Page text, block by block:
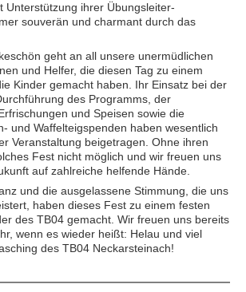
Unterstützung ihrer Übungsleiter-
souverän und charmant durch das
geht an all unsere unermüdlichen
und Helfer, die diesen Tag zu einem
Kinder gemacht haben. Ihr Einsatz bei der
des Programms, der
und Speisen sowie die
und Waffelteigspenden haben wesentlich
Veranstaltung beigetragen. Ohne ihren
Fest nicht möglich und wir freuen uns
auf zahlreiche helfende Hände.
und die ausgelassene Stimmung, die uns
haben dieses Fest zu einem festen
des TB04 gemacht. Wir freuen uns bereits
wenn es wieder heißt: Helau und viel
des TB04 Neckarsteinach!